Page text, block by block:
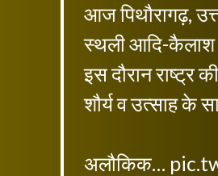
आज पिथौरागढ़,
स्थली आदि-कैलाश
इस दौरान राष्ट्र
शौर्य व उत्साह के
अलौकिक…